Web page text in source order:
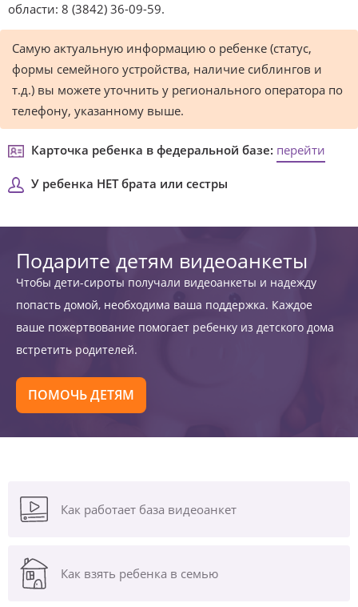
области: 8 (3842) 36-09-59.
Самую актуальную информацию о ребенке (статус,
формы семейного устройства, наличие сиблингов и
т.д.) вы можете уточнить у регионального оператора по
телефону, указанному выше.
Карточка ребенка в федеральной базе: перейти
У ребенка НЕТ брата или сестры
Подарите детям видеоанкеты
Чтобы дети-сироты получали видеоанкеты и надежду
попасть домой, необходима ваша поддержка. Каждое
ваше пожертвование помогает ребенку из детского дома
встретить родителей.
ПОМОЧЬ ДЕТЯМ
Как работает база видеоанкет
Как взять ребенка в семью